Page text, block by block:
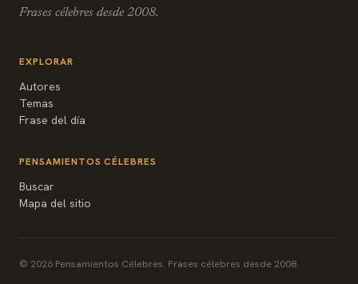
Frases célebres desde 2008.
EXPLORAR
Autores
Temas
Frase del día
PENSAMIENTOS CÉLEBRES
Buscar
Mapa del sitio
© 2026 Pensamientos Célebres. Frases célebres desde 2008.